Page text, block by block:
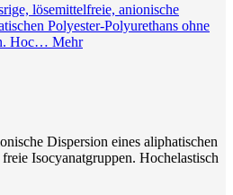
lösemittelfreie, anionische
Polyester-Polyurethans ohne
Hoc… Mehr
Dispersion eines aliphatischen
Isocyanatgruppen. Hochelastisch